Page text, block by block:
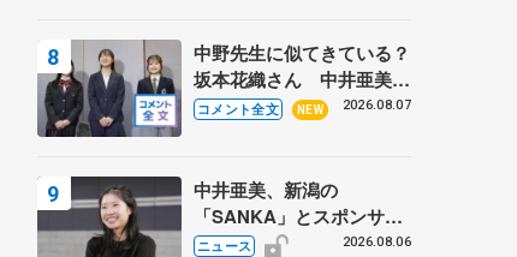
に 小林芳子さんが振り返
るスケート人生
中野先生に似てきている？
坂本花織さん 中井亜美は
クリケットのサマーキャン
部科学省スポーツ表彰
式】
コメント全文 NEW 2026.08.07
中井亜美、新潟の
「SANKA」とスポンサー
契約 「全力で応援」とコ
ニュース 2026.08.06